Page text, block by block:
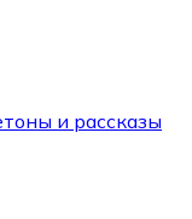
и рассказы